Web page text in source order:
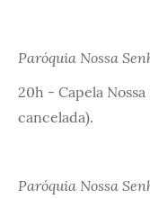
Paróquia Nossa
20h - Capela
cancelada).
Paróquia Nossa